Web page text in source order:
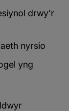
drwy'r
nyrsio
yng